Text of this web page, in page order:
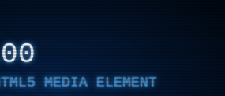
MEDIA ELEMENT